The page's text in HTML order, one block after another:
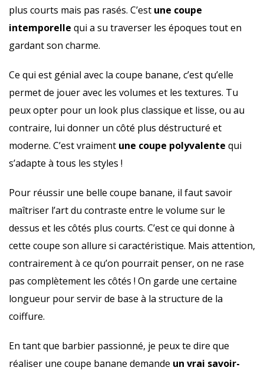
plus courts mais pas rasés. C’est une coupe
intemporelle qui a su traverser les époques tout en
gardant son charme.
Ce qui est génial avec la coupe banane, c’est qu’elle
permet de jouer avec les volumes et les textures. Tu
peux opter pour un look plus classique et lisse, ou au
contraire, lui donner un côté plus déstructuré et
moderne. C’est vraiment une coupe polyvalente qui
s’adapte à tous les styles !
Pour réussir une belle coupe banane, il faut savoir
maîtriser l’art du contraste entre le volume sur le
dessus et les côtés plus courts. C’est ce qui donne à
cette coupe son allure si caractéristique. Mais attention,
contrairement à ce qu’on pourrait penser, on ne rase
pas complètement les côtés ! On garde une certaine
longueur pour servir de base à la structure de la
coiffure.
En tant que barbier passionné, je peux te dire que
réaliser une coupe banane demande un vrai savoir-